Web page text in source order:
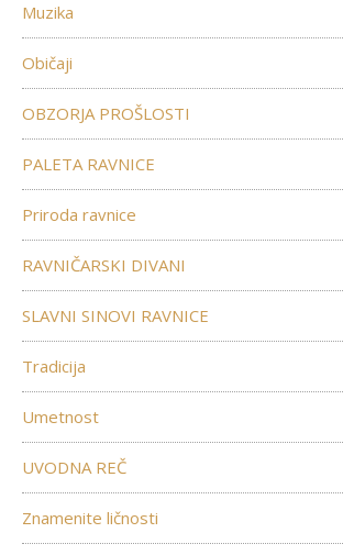
Muzika
Običaji
OBZORJA PROŠLOSTI
PALETA RAVNICE
Priroda ravnice
RAVNIČARSKI DIVANI
SLAVNI SINOVI RAVNICE
Tradicija
Umetnost
UVODNA REČ
Znamenite ličnosti